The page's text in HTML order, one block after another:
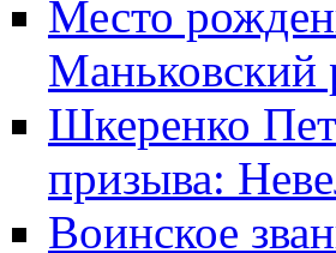
Место
Маньковский
Шкеренко
призыва:
Воинское